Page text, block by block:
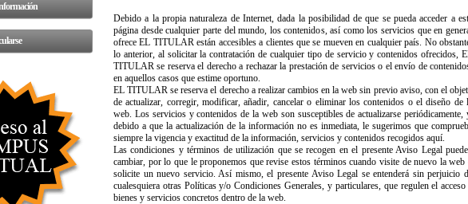
Debido a la propia naturaleza de Internet, dada la posibilidad de que se pueda acceder a
página desde cualquier parte del mundo, los contenidos, así como los servicios que en
ofrece EL TITULAR están accesibles a clientes que se mueven en cualquier país. No
lo anterior, al solicitar la contratación de cualquier tipo de servicio y contenidos ofrecidos,
TITULAR se reserva el derecho a rechazar la prestación de servicios o el envío de
en aquellos casos que estime oportuno.
EL TITULAR se reserva el derecho a realizar cambios en la web sin previo aviso, con el
de actualizar, corregir, modificar, añadir, cancelar o eliminar los contenidos o el diseño de
web. Los servicios y contenidos de la web son susceptibles de actualizarse periódicamente,
debido a que la actualización de la información no es inmediata, le sugerimos que
siempre la vigencia y exactitud de la información, servicios y contenidos recogidos aquí.
Las condiciones y términos de utilización que se recogen en el presente Aviso Legal
cambiar, por lo que le proponemos que revise estos términos cuando visite de nuevo la web
solicite un nuevo servicio. Así mismo, el presente Aviso Legal se entenderá sin perjuicio
cualesquiera otras Políticas y/o Condiciones Generales, y particulares, que regulen el acceso
bienes y servicios concretos dentro de la web.